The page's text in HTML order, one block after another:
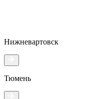
Нижневартовск
Тюмень